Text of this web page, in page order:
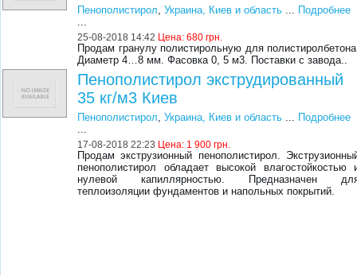
Пенополистирол,Украина, Киев и область ... Подробнее
...
25-08-2018 14:42 Цена:680 грн.
Продам гранулу полистирольную для
Диаметр 4…8 мм. Фасовка 0, 5 м3. Поставки с завода..
Пенополистирол экструдированный
35 кг/м3 Киев
Пенополистирол,Украина, Киев и область ... Подробнее
...
17-08-2018 22:23 Цена: 1 900 грн.
Продам экструзионный пенополистирол.
пенополистирол обладает высокой влагостойкостью
нулевой капиллярностью. Предназначен
теплоизоляции фундаментов и напольных покрытий.